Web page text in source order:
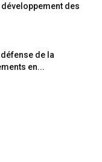
des
de la
en...